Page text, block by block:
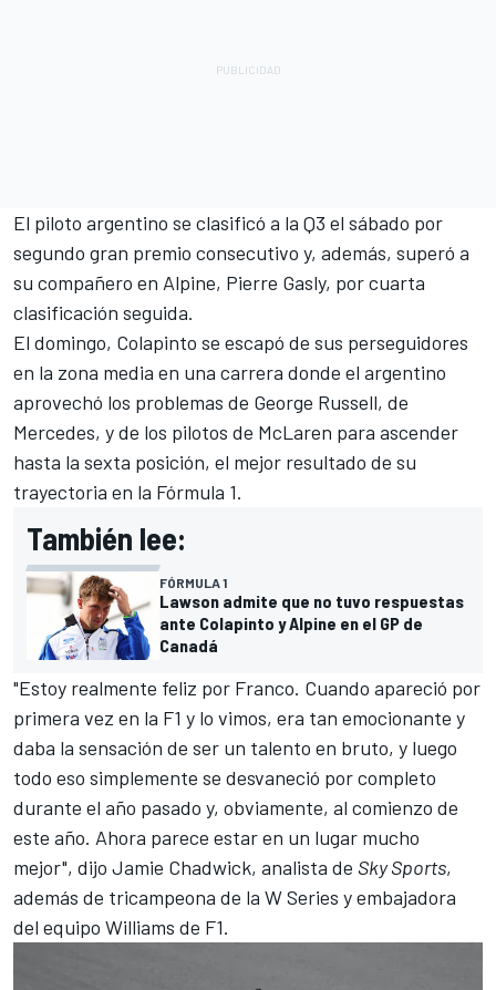
El piloto argentino se clasificó a la Q3 el sábado por
segundo gran premio consecutivo y, además, superó a
su compañero en Alpine, Pierre Gasly, por cuarta
clasificación seguida.
El domingo, Colapinto se escapó de sus perseguidores
en la zona media en una carrera donde el argentino
aprovechó los problemas de George Russell, de
Mercedes, y de los pilotos de McLaren para ascender
hasta la sexta posición, el mejor resultado de su
trayectoria en la Fórmula 1.
También lee:
FÓRMULA 1
Lawson admite que no tuvo respuestas
ante Colapinto y Alpine en el GP de
Canadá
"Estoy realmente feliz por Franco. Cuando apareció por
primera vez en la F1 y lo vimos, era tan emocionante y
daba la sensación de ser un talento en bruto, y luego
todo eso simplemente se desvaneció por completo
durante el año pasado y, obviamente, al comienzo de
este año. Ahora parece estar en un lugar mucho
mejor", dijo Jamie Chadwick, analista de Sky Sports,
además de tricampeona de la W Series y embajadora
del equipo Williams de F1.